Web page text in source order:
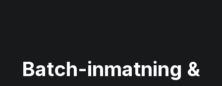
Batch-inmatning &